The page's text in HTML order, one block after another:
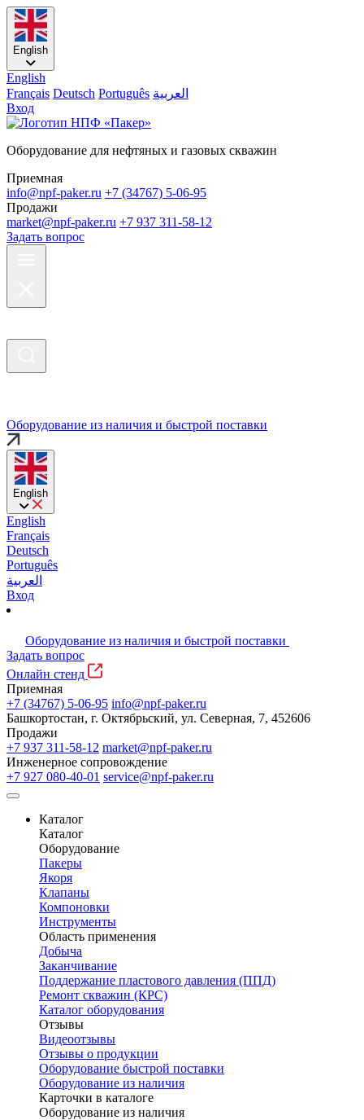
English
English
Français Deutsch Português العربية
Вход
Оборудование для нефтяных и газовых скважин
Приемная
info@npf-paker.ru +7 (34767) 5-06-95
Продажи
market@npf-paker.ru +7 937 311-58-12
Задать вопрос
Оборудование из наличия и быстрой поставки
English
English
Français
Deutsch
Português
العربية
Вход
Оборудование из наличия и быстрой поставки
Задать вопрос
Онлайн стенд
Приемная
+7 (34767) 5-06-95 info@npf-paker.ru
Башкортостан, г. Октябрьский, ул. Северная, 7, 452606
Продажи
+7 937 311-58-12 market@npf-paker.ru
Инженерное сопровождение
+7 927 080-40-01 service@npf-paker.ru
Каталог
Каталог
Оборудование
Пакеры
Якоря
Клапаны
Компоновки
Инструменты
Область применения
Добыча
Заканчивание
Поддержание пластового давления (ППД)
Ремонт скважин (КРС)
Каталог оборудования
Отзывы
Видеоотзывы
Отзывы о продукции
Оборудование быстрой поставки
Оборудование из наличия
Карточки в каталоге
Оборудование из наличия